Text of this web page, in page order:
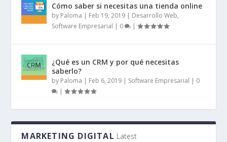
Cómo saber si necesitas una tienda online
by Paloma | Feb 19, 2019 | Desarrollo Web,
Software Empresarial | 0 |
¿Qué es un CRM y por qué necesitas
saberlo?
by Paloma | Feb 6, 2019 | Software Empresarial | 0
|
MARKETING DIGITAL Latest